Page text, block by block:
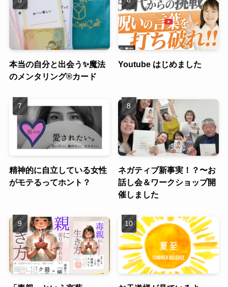
本当の自分と出会う✨魔法
のメンタリング®︎カード
Youtube はじめました
精神的に自立している女性
がモテるってホント？
ネガティブ新事実！？〜お
話し会＆ワークショップ開
催しました